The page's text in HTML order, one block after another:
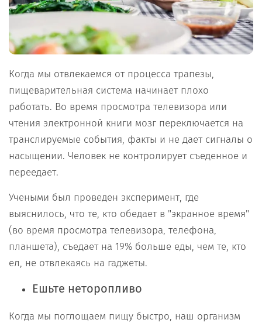
Когда мы отвлекаемся от процесса трапезы,
пищеварительная система начинает плохо
работать. Во время просмотра телевизора или
чтения электронной книги мозг переключается на
транслируемые события, факты и не дает сигналы о
насыщении. Человек не контролирует съеденное и
переедает.
Учеными был проведен эксперимент, где
выяснилось, что те, кто обедает в "экранное время"
(во время просмотра телевизора, телефона,
планшета), съедает на 19% больше еды, чем те, кто
ел, не отвлекаясь на гаджеты.
Ешьте неторопливо
Когда мы поглощаем пищу быстро, наш организм